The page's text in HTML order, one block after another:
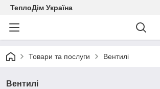
ТеплоДім Україна
Товари та послуги Вентилі
Вентилі